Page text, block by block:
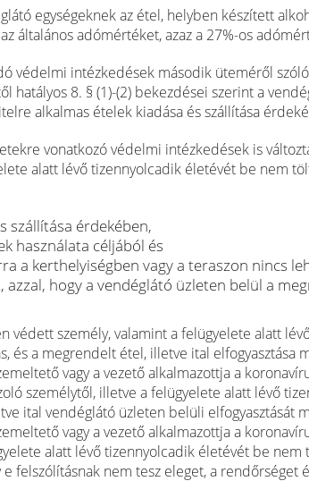
egységeknek az étel, helyben készített
általános adómértéket, azaz a 27%-os
védelmi intézkedések második üteméről
hatályos 8. § (1)-(2) bekezdései szerint a
alkalmas ételek kiadása és szállítása
vonatkozó védelmi intézkedések is
alatt lévő tizennyolcadik életévét be nem
szállítása érdekében,
használata céljából és
a kerthelyiségben vagy a teraszon nincs
hogy a vendéglátó üzleten belül a
védett személy, valamint a felügyelete alatt
és a megrendelt étel, illetve ital elfogyasztása
vagy a vezető alkalmazottja a
személytől, illetve a felügyelete alatt lévő
ital vendéglátó üzleten belüli elfogyasztását
vagy a vezető alkalmazottja a
alatt lévő tizennyolcadik életévét be nem
felszólításnak nem tesz eleget, a rendőrséget